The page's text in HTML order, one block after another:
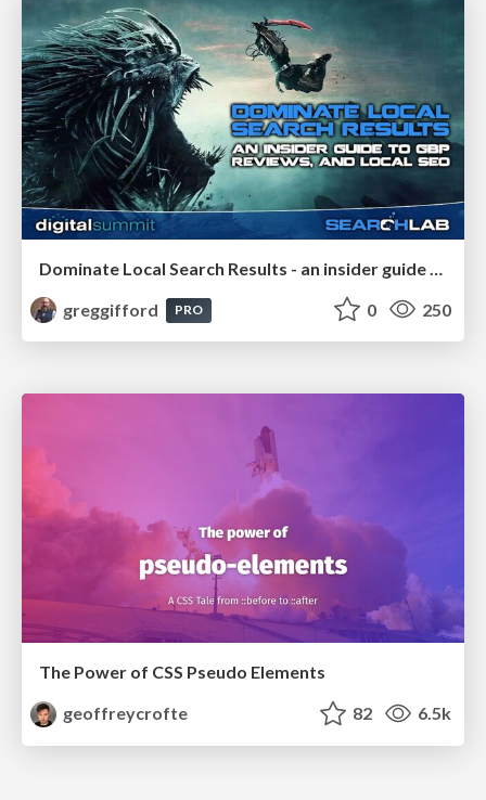
greggifford
PRO 0 250
The Power of CSS Pseudo Elements
geoffreycrofte
82 6.5k